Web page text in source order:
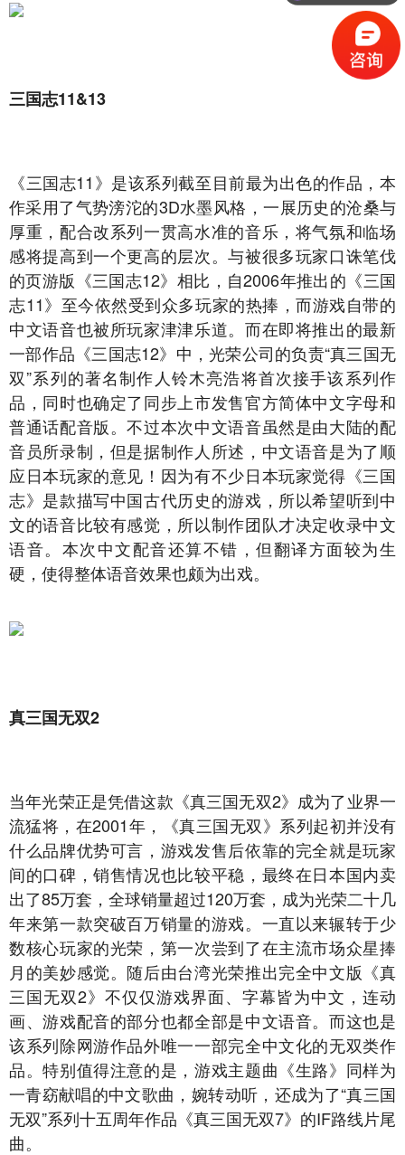
三国志11&13
《三国志11》是该系列截至目前最为出色的作品，本
作采用了气势滂沱的3D水墨风格，一展历史的沧桑与
厚重，配合改系列一贯高水准的音乐，将气氛和临场
感将提高到一个更高的层次。与被很多玩家口诛笔伐
的页游版《三国志12》相比，自2006年推出的《三国
志11》至今依然受到众多玩家的热捧，而游戏自带的
中文语音也被所玩家津津乐道。而在即将推出的最新
一部作品《三国志12》中，光荣公司的负责“真三国无
双”系列的著名制作人铃木亮浩将首次接手该系列作
品，同时也确定了同步上市发售官方简体中文字母和
普通话配音版。不过本次中文语音虽然是由大陆的配
音员所录制，但是据制作人所述，中文语音是为了顺
应日本玩家的意见！因为有不少日本玩家觉得《三国
志》是款描写中国古代历史的游戏，所以希望听到中
文的语音比较有感觉，所以制作团队才决定收录中文
语音。本次中文配音还算不错，但翻译方面较为生
硬，使得整体语音效果也颇为出戏。
真三国无双2
当年光荣正是凭借这款《真三国无双2》成为了业界一
流猛将，在2001年，《真三国无双》系列起初并没有
什么品牌优势可言，游戏发售后依靠的完全就是玩家
间的口碑，销售情况也比较平稳，最终在日本国内卖
出了85万套，全球销量超过120万套，成为光荣二十几
年来第一款突破百万销量的游戏。一直以来辗转于少
数核心玩家的光荣，第一次尝到了在主流市场众星捧
月的美妙感觉。随后由台湾光荣推出完全中文版《真
三国无双2》不仅仅游戏界面、字幕皆为中文，连动
画、游戏配音的部分也都全部是中文语音。而这也是
该系列除网游作品外唯一一部完全中文化的无双类作
品。特别值得注意的是，游戏主题曲《生路》同样为
一青窈献唱的中文歌曲，婉转动听，还成为了“真三国
无双”系列十五周年作品《真三国无双7》的IF路线片尾
曲。